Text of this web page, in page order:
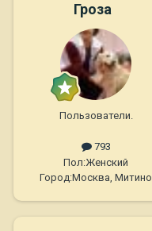
Гроза
Пользователи.
793
Пол:Женский
Город:Москва, Митино